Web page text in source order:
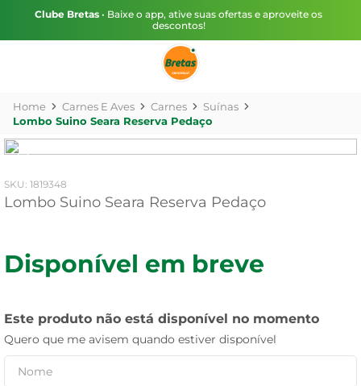
Clube Bretas • Baixe o app, ative suas ofertas e aproveite os
descontos!
Carnes E Aves Carnes
Suínas
Lombo Suino Seara Reserva Pedaço
: 1819348
Lombo Suino Seara Reserva Pedaço
Disponível em breve
Este produto não está disponível no momento
Quero que me avisem quando estiver disponível